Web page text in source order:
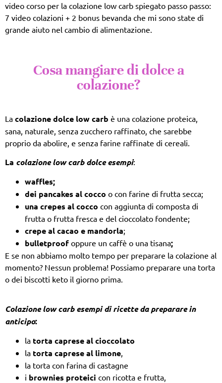
video corso per la colazione low carb spiegato passo passo:
7 video colazioni + 2 bonus bevanda che mi sono state di
grande aiuto nel cambio di alimentazione.
Cosa mangiare di dolce a
colazione?
La colazione dolce low carb è una colazione proteica,
sana, naturale, senza zucchero raffinato, che sarebbe
proprio da abolire, e senza farine raffinate di cereali.
La colazione low carb dolce esempi:
waffles;
dei pancakes al cocco o con farine di frutta secca;
una crepes al cocco con aggiunta di composta di
frutta o frutta fresca e del cioccolato fondente;
crepe al cacao e mandorla;
bulletproof oppure un caffè o una tisana;
Ε se non abbiamo molto tempo per preparare la colazione al
momento? Nessun problema! Possiamo preparare una torta
o dei biscotti keto il giorno prima.
Colazione low carb esempi di ricette da preparare in
anticipo:
la torta caprese al cioccolato
la torta caprese al limone,
la torta con farina di castagne
i brownies proteici con ricotta e frutta,